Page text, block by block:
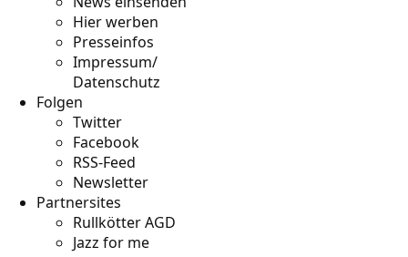
Hier werben
Presseinfos
Impressum/
Datenschutz
Folgen
Twitter
Facebook
RSS-Feed
Newsletter
Partnersites
Rullkötter AGD
Jazz for me